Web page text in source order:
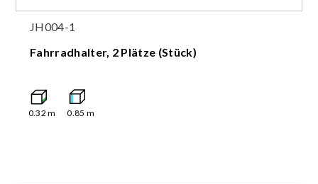
JH004-1
Fahrradhalter, 2 Plätze (Stück)
0.32 m 0.85 m